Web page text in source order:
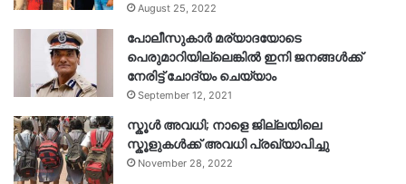
August 25, 2022
പോലീസുകാര്‍ മര്യാദയോടെ
പെരുമാറിയില്ലെങ്കില്‍ ഇനി ജനങ്ങള്‍ക്ക്
നേരിട്ട് ചോദ്യം ചെയ്യാം
September 12, 2021
സ്കൂൾ അവധി; നാളെ ജില്ലയിലെ
സ്കൂളുകൾക്ക് അവധി പ്രഖ്യാപിച്ചു
November 28, 2022